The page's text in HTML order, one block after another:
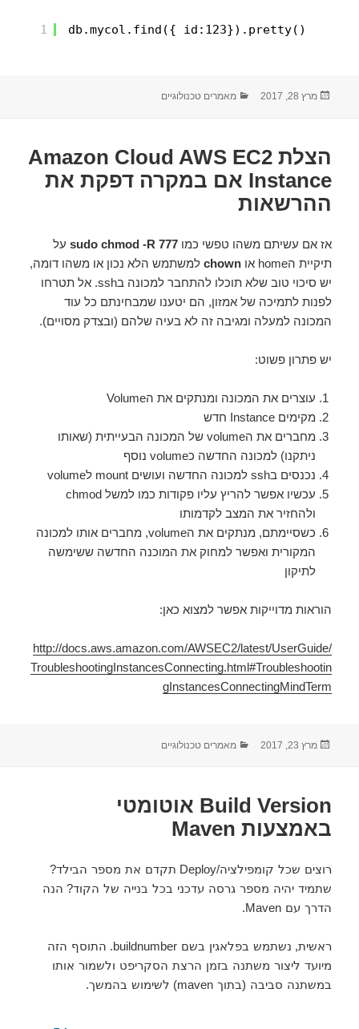
1 db.mycol.find({_id:123}).pretty()
פורסם
מרץ 28, 2017 קטגוריות
מאמרים טכנולוגיים
הצלת Amazon Cloud AWS EC2
Instance אם במקרה דפקת את
ההרשאות
אז אם עשיתם משהו טפשי כמו sudo chmod -R 777
על
תיקיית הhome או
chown למשתמש הלא נכון או משהו דומה,
יש סיכוי טוב שלא תוכלו להתחבר למכונה בssh. אל תטרחו
לפנות לתמיכה של אמזון, הם יטענו שמבחינתם כל עוד
המכונה למעלה ומגיבה זה לא בעיה שלהם (ובצדק מסויים).
יש פתרון פשוט:
עוצרים את המכונה ומנתקים את הVolume
מקימים Instance חדש
מחברים את הvolume של המכונה הבעייתית (שאותו
ניתקנו) למכונה החדשה כvolume נוסף
נכנסים בssh למכונה החדשה ועושים mount לvolume
עכשיו אפשר להריץ עליו פקודות כמו למשל chmod
ולהחזיר את המצב לקדמותו
כשסיימתם, מנתקים את הvolume, מחברים אותו למכונה
המקורית ואפשר למחוק את המוכנה החדשה ששימשה
לתיקון
הוראות מדוייקות אפשר למצוא כאן:
http://docs.aws.amazon.com/AWSEC2/latest/UserGuide/
TroubleshootingInstancesConnecting.html#Troubleshootin
gInstancesConnectingMindTerm
פורסם
מרץ 23, 2017 קטגוריות
מאמרים טכנולוגיים
Build Version אוטומטי
באמצעות Maven
רוצים שכל קומפילציה/Deploy תקדם את מספר הבילד?
שתמיד יהיה מספר גרסה עדכני בכל בנייה של הקוד? הנה
הדרך עםMaven.
ראשית, נשתמש בפלאגין בשםbuildnumber. התוסף הזה
מיועד ליצור משתנה בזמן הרצת הסקריפט ולשמור אותו
במשתנה סביבה (בתוךmaven) לשימוש בהמשך.